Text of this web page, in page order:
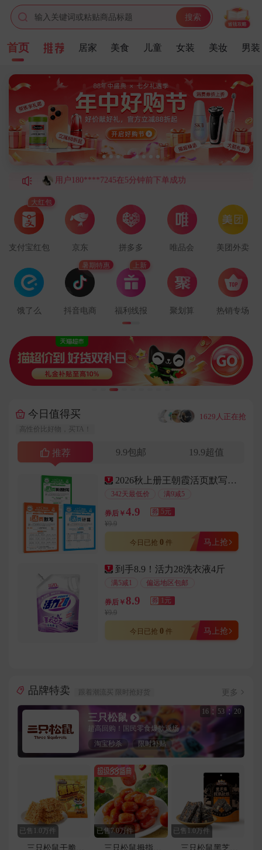
输入关键词或粘贴商品标题 搜索
首页 居家 美食 儿童 女装 美妆 男装
用户158****9222在5分钟前下单成功
用户155****4264在4分钟前下单成功
用户188****4366在9分钟前下单成功
用户139****8412在3分钟前下单成功
用户180****7245在5分钟前下单成功
用户186****7486在5分钟前下单成功
用户152****5148在5分钟前下单成功
用户180****7016在2分钟前下单成功
用户136****7498在7分钟前下单成功
用户158****9718在5分钟前下单成功
用户187****3508在2分钟前下单成功
用户132****7432在6分钟前下单成功
用户133****2107在5分钟前下单成功
用户138****5966在5分钟前下单成功
用户159****8976在4分钟前下单成功
用户138****5063在4分钟前下单成功
用户158****1507在7分钟前下单成功
用户133****9515在5分钟前下单成功
用户135****6115在3分钟前下单成功
用户182****1409在7分钟前下单成功
用户147****3845在2分钟前下单成功
用户135****3558在8分钟前下单成功
用户130****7305在2分钟前下单成功
用户176****3346在3分钟前下单成功
用户153****3400在8分钟前下单成功
用户150****9981在3分钟前下单成功
用户187****6006在6分钟前下单成功
用户133****3347在1分钟前下单成功
用户132****2285在6分钟前下单成功
用户178****6694在7分钟前下单成功
用户182****3970在8分钟前下单成功
用户132****6944在4分钟前下单成功
用户181****6141在5分钟前下单成功
用户151****9947在1分钟前下单成功
用户155****3165在4分钟前下单成功
用户183****6728在8分钟前下单成功
用户180****9144在8分钟前下单成功
用户176****8701在3分钟前下单成功
支付宝红包
大红包
京东 拼多多 唯品会 美团外卖
饿了么 抖音电商
暑期特惠
福利线报
上新
聚划算 热销专场
今日值得买
高性价比好物，买TA！
··· 1629人正在抢
推荐 9.9包邮 19.9超值
2026秋上册王朝霞活页默写能手
342天最低价 满9减5
券后￥4.9 券 5元
¥9.9
今日已抢 0 件 马上抢
到手8.9！活力28洗衣液4斤
满5减1 偏远地区包邮
券后￥ 8.9 券 1元
¥9.9
今日已抢 0 件 马上抢
品牌特卖 跟着潮流买 限时抢好货 更多
三只松鼠
超高回购！国民零食爆款返场
淘宝秒杀
限时补贴
16 : 53 : 18
已售1.0万件
三只松鼠干脆面蟹黄味14g*32包
已售7.0万件
三只松鼠拇指小肉肠20包
已售1.0万件
三只松鼠黑芝麻核桃软糕210g